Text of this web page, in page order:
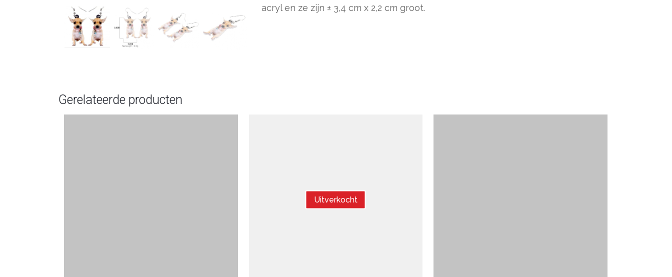
acryl en ze zijn ± 3,4 cm x 2,2 cm groot.
Gerelateerde producten
Uitverkocht